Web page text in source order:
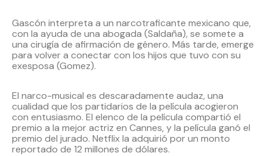
Gascón interpreta a un narcotraficante mexicano que,
con la ayuda de una abogada (Saldaña), se somete a
una cirugía de afirmación de género. Más tarde, emerge
para volver a conectar con los hijos que tuvo con su
exesposa (Gomez).
El narco-musical es descaradamente audaz, una
cualidad que los partidarios de la película acogieron
con entusiasmo. El elenco de la película compartió el
premio a la mejor actriz en Cannes, y la película ganó el
premio del jurado. Netflix la adquirió por un monto
reportado de 12 millones de dólares.